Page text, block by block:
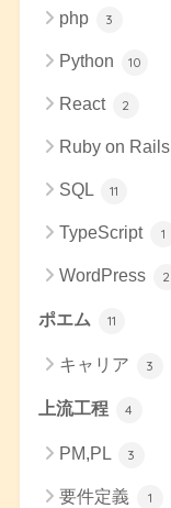
php 3
Python 10
React 2
Ruby on Rails
SQL 11
TypeScript 1
WordPress 2
ポエム 11
キャリア 3
上流工程 4
PM,PL 3
要件定義 1